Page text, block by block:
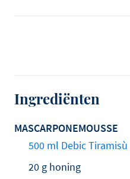
Ingrediënten
MASCARPONEMOUSSE
500 ml Debic Tiramisù
20 g honing